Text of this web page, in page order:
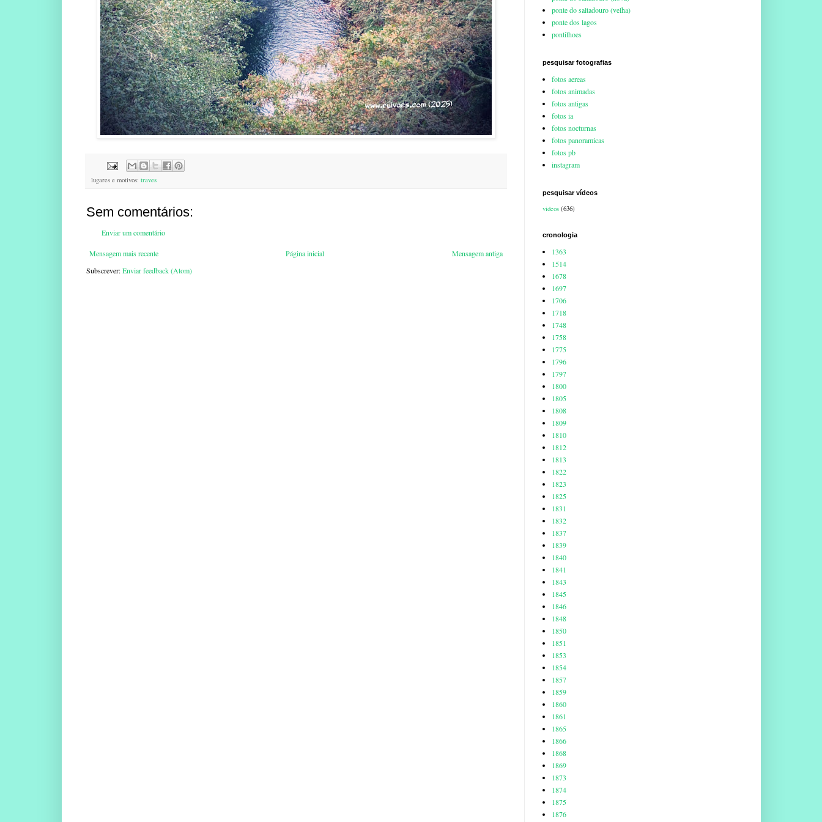
lugares e motivos: traves
Sem comentários:
Enviar um comentário
Mensagem mais recente Mensagem antiga
Página inicial
Subscrever:Enviar feedback (Atom)
ponte do saltadouro (velha)
ponte dos lagos
pontilhoes
pesquisar fotografias
fotos aereas
fotos animadas
fotos antigas
fotos ia
fotos nocturnas
fotos panoramicas
fotos pb
instagram
pesquisar vídeos
videos (636)
cronologia
1363
1514
1678
1697
1706
1718
1748
1758
1775
1796
1797
1800
1805
1808
1809
1810
1812
1813
1822
1823
1825
1831
1832
1837
1839
1840
1841
1843
1845
1846
1848
1850
1851
1853
1854
1857
1859
1860
1861
1865
1866
1868
1869
1873
1874
1875
1876